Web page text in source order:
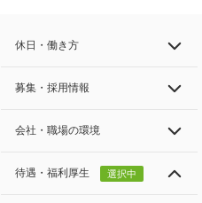
休日・働き方
募集・採用情報
会社・職場の環境
待遇・福利厚生 選択中